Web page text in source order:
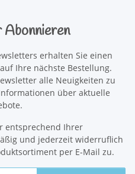
erhalten Sie einen
Ihre nächste Bestellung.
alle Neuigkeiten zu
über aktuelle
entsprechend Ihrer
und jederzeit widerruflich
per E-Mail zu.